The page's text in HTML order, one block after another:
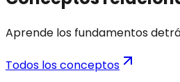
Aprende los fundamentos
Todos los conceptos